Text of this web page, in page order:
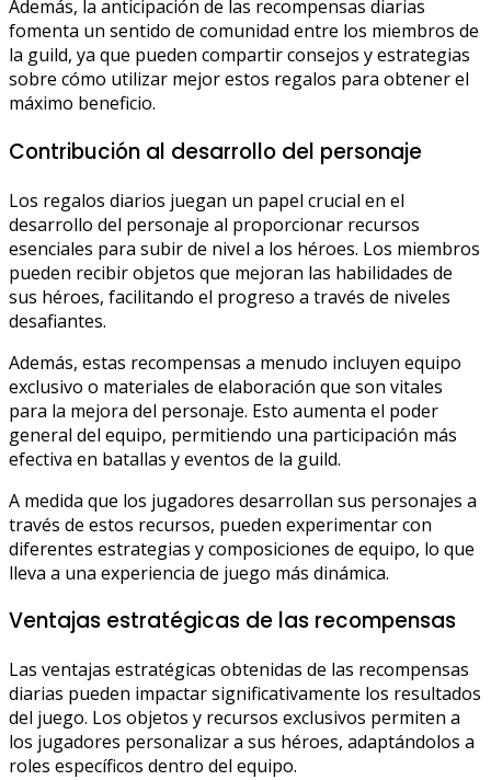
Además, la anticipación de las recompensas diarias
fomenta un sentido de comunidad entre los miembros de
la guild, ya que pueden compartir consejos y estrategias
sobre cómo utilizar mejor estos regalos para obtener el
máximo beneficio.
Contribución al desarrollo del personaje
Los regalos diarios juegan un papel crucial en el
desarrollo del personaje al proporcionar recursos
esenciales para subir de nivel a los héroes. Los miembros
pueden recibir objetos que mejoran las habilidades de
sus héroes, facilitando el progreso a través de niveles
desafiantes.
Además, estas recompensas a menudo incluyen equipo
exclusivo o materiales de elaboración que son vitales
para la mejora del personaje. Esto aumenta el poder
general del equipo, permitiendo una participación más
efectiva en batallas y eventos de la guild.
A medida que los jugadores desarrollan sus personajes a
través de estos recursos, pueden experimentar con
diferentes estrategias y composiciones de equipo, lo que
lleva a una experiencia de juego más dinámica.
Ventajas estratégicas de las recompensas
Las ventajas estratégicas obtenidas de las recompensas
diarias pueden impactar significativamente los resultados
del juego. Los objetos y recursos exclusivos permiten a
los jugadores personalizar a sus héroes, adaptándolos a
roles específicos dentro del equipo.